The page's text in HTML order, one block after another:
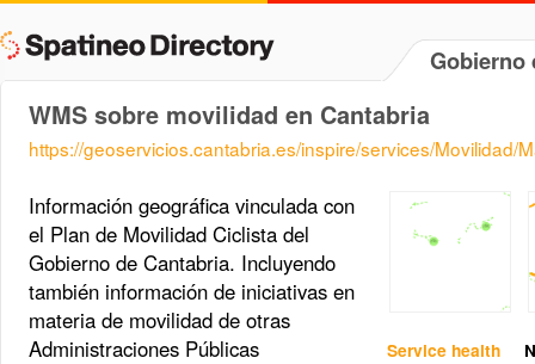
Gobierno
WMS sobre movilidad en Cantabria
https://geoservicios.cantabria.es/inspire/services/Movilidad/
Service health
Información geográfica vinculada con
el Plan de Movilidad Ciclista del
Gobierno de Cantabria. Incluyendo
también información de iniciativas en
materia de movilidad de otras
Administraciones Públicas